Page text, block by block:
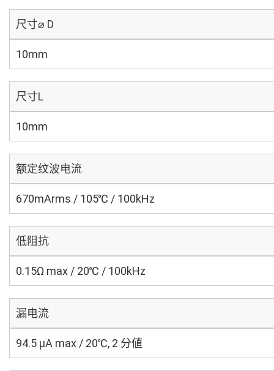
尺寸⌀ D
10mm
尺寸L
10mm
额定纹波电流
670mArms / 105℃ / 100kHz
低阻抗
0.15Ω max / 20℃ / 100kHz
漏电流
94.5 μA max / 20℃, 2 分値